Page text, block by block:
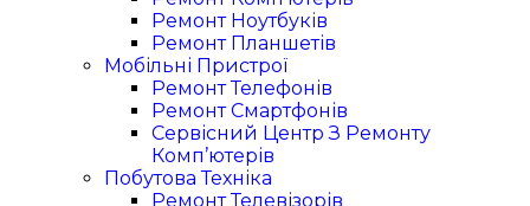
Ремонт Ноутбуків
Ремонт Планшетів
Мобільні Пристрої
Ремонт Телефонів
Ремонт Смартфонів
Сервісний Центр З Ремонту
Комп’ютерів
Побутова Техніка
Ремонт Телевізорів